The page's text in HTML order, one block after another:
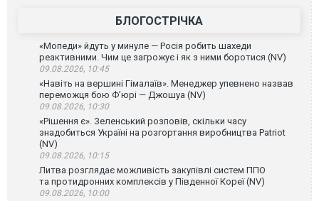
БЛОГОСТРІЧКА
«Мопеди» йдуть у минуле — Росія робить шахеди
реактивними. Чим це загрожує і як з ними боротися (NV)
09.08.2026, 10:45
«Навіть на вершині Гімалаїв». Менеджер упевнено назвав
переможця бою Ф’юрі — Джошуа (NV)
09.08.2026, 10:30
«Рішення є». Зеленський розповів, скільки часу
знадобиться Україні на розгортання виробництва Patriot
(NV)
09.08.2026, 10:15
Литва розглядає можливість закупівлі систем ППО
та протидронних комплексів у Південної Кореї (NV)
09.08.2026, 10:00